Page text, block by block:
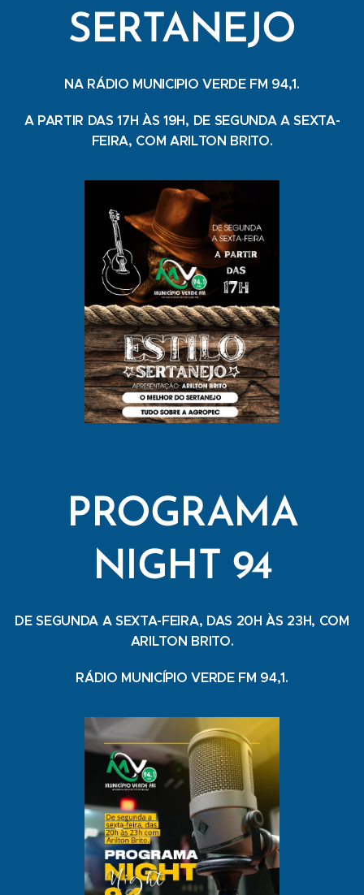
SERTANEJO
NA RÁDIO MUNICIPIO VERDE FM 94,1.
A PARTIR DAS 17H ÀS 19H, DE SEGUNDA A SEXTA-
FEIRA, COM ARILTON BRITO.
PROGRAMA
NIGHT 94
DE SEGUNDA A SEXTA-FEIRA, DAS 20H ÀS 23H, COM
ARILTON BRITO.
RÁDIO MUNICÍPIO VERDE FM 94,1.